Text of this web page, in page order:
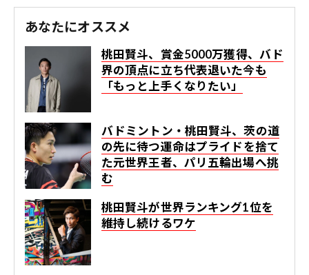
あなたにオススメ
桃田賢斗、賞金5000万獲得、バド
界の頂点に立ち代表退いた今も
「もっと上手くなりたい」
バドミントン・桃田賢斗、茨の道
の先に待つ運命は――プライドを捨て
た元世界王者、パリ五輪出場へ挑
む
桃田賢斗が世界ランキング1位を
維持し続けるワケ